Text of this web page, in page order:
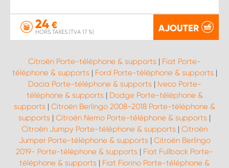
24 €
HORS TAXES (TVA 17 %) AJOUTER
Citroën Porte-téléphone & supports | Fiat Porte-
téléphone & supports | Ford Porte-téléphone & supports |
Dacia Porte-téléphone & supports | Iveco Porte-
téléphone & supports | Dodge Porte-téléphone &
supports | Citroën Berlingo 2008-2018 Porte-téléphone &
supports | Citroën Nemo Porte-téléphone & supports |
Citroën Jumpy Porte-téléphone & supports | Citroën
Jumper Porte-téléphone & supports | Citroën Berlingo
2019- Porte-téléphone & supports | Fiat Fullback Porte-
téléphone & supports | Fiat Fiorino Porte-téléphone &